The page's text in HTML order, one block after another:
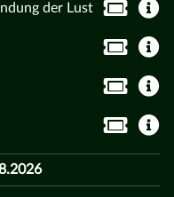
der Lust